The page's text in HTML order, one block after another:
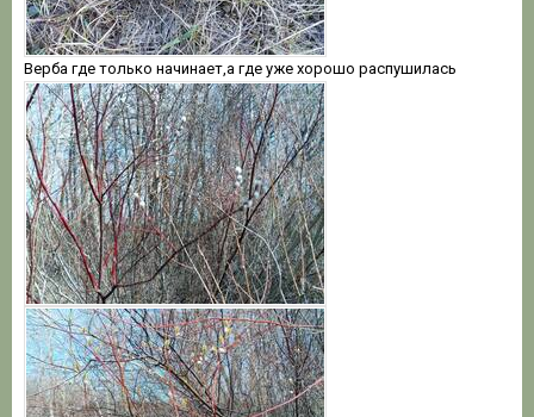
Верба где только начинает,а где уже хорошо распушилась